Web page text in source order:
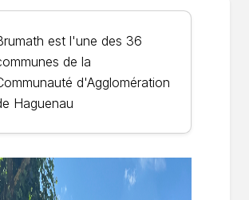
est l'une des 36
de la
d'Agglomération
Haguenau